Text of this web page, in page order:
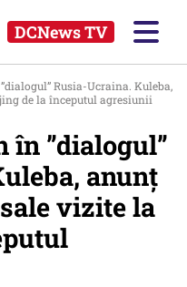
DCNews TV
Rusia-Ucraina. Kuleba,
de la începutul agresiunii
în ”dialogul”
anunț
vizite la